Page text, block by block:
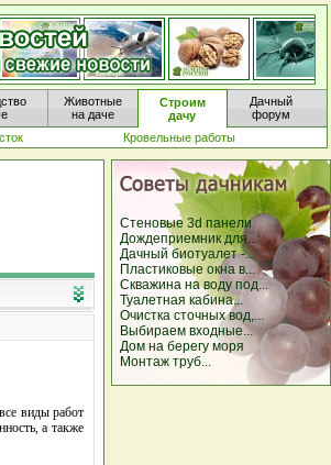
Животные
на даче
Строим
дачу
Дачный
форум
Кровельные работы
Стеновые 3d панели
Дождеприемник для...
Дачный биотуалет -...
Пластиковые окна в...
Скважина на воду под...
Туалетная кабина...
Очистка сточных вод,...
Выбираем входные...
Дом на берегу моря
Монтаж труб...
виды работ
а также